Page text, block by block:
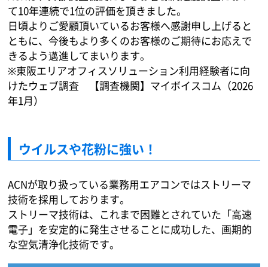
て10年連続で1位の評価を頂きました。
日頃よりご愛顧頂いているお客様へ感謝申し上げると
ともに、今後もより多くのお客様のご期待にお応えで
きるよう邁進してまいります。
※東阪エリアオフィスソリューション利用経験者に向
けたウェブ調査 【調査機関】マイボイスコム（2026
年1月）
ウイルスや花粉に強い！
ACNが取り扱っている業務用エアコンではストリーマ
技術を採用しております。
ストリーマ技術は、これまで困難とされていた「高速
電子」を安定的に発生させることに成功した、画期的
な空気清浄化技術です。